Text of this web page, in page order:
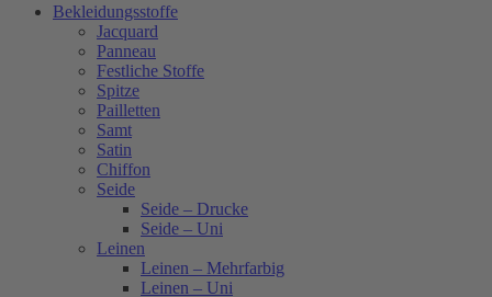
Bekleidungsstoffe
Jacquard
Panneau
Festliche Stoffe
Spitze
Pailletten
Samt
Satin
Chiffon
Seide
Seide – Drucke
Seide – Uni
Leinen
Leinen – Mehrfarbig
Leinen – Uni